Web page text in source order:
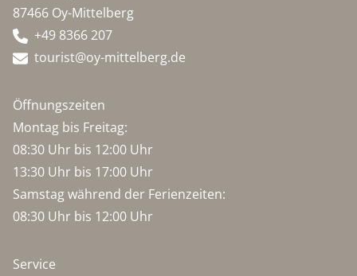
87466 Oy-Mittelberg
+49 8366 207
tourist@oy-mittelberg.de
Öffnungszeiten
Montag bis Freitag:
08:30 Uhr bis 12:00 Uhr
13:30 Uhr bis 17:00 Uhr
Samstag während der Ferienzeiten:
08:30 Uhr bis 12:00 Uhr
Service